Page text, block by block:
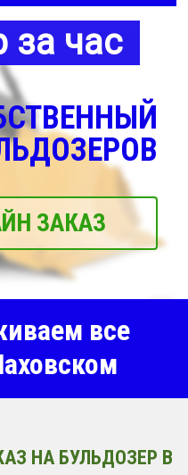
за час
ЗАКАЗ
все
НА БУЛЬДОЗЕР В